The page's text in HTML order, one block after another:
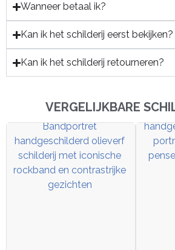
Wanneer betaal ik?
Kan ik het schilderij eerst bekijken?
Kan ik het schilderij retourneren?
VERGELIJKBARE